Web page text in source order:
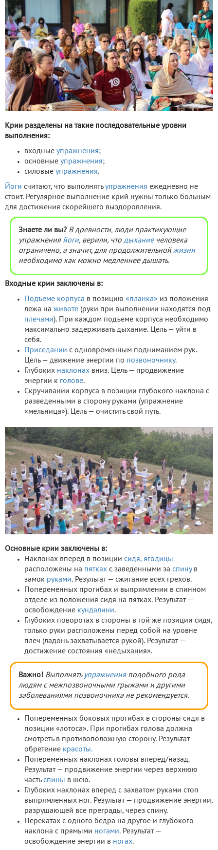
Крии разделены на такие последовательные уровни
выполнения:
входные упражнения;
основные упражнения;
силовые упражнения.
Йоги считают, что выполнять упражнения ежедневно не
стоит. Регулярное выполнение крий нужны только больным
для достижения скорейшего выздоровления.
Знаете ли вы? В древности, люди практикующие
упражнения йоги, верили, что дыханиечеловека
ограничено, а значит, для продолжительнойжизни
необходимо как можно медленнее дышать.
Входные крии заключены в:
Подъеме корпуса в позицию «планка» из положения
лежа на животе (руки при выполнении находятся под
плечами). При каждом подъеме корпуса необходимо
максимально задерживать дыхание. Цель — уйти в
себя.
Приседании с одновременным подниманием рук.
Цель — движение энергии по позвоночнику.
Глубоких наклонах вниз. Цель — продвижение
энергии к голове.
Скручивании корпуса в позиции глубокого наклона с
разведенными в сторону руками (упражнение
«мельница»). Цель — очистить свой путь.
Основные крии заключены в:
Наклонах вперед в позиции сидя, ягодицы
расположены на пятках с заведенными за спину в
замок руками. Результат — сжигание всех грехов.
Попеременных прогибах и выпрямлении в спинном
отделе из положения сидя на пятках. Результат —
освобождение кундалини.
Глубоких поворотах в стороны в той же позиции сидя,
только руки расположены перед собой на уровне
плеч (ладонь захватывается рукой). Результат —
достижение состояния «недыхания».
Важно! Выполнять упражнения подобного рода
людям с межпозвоночными грыжами и другими
заболеваниями позвоночника не рекомендуется.
Попеременных боковых прогибах в стороны сидя в
позиции «лотоса». При прогибах голова должна
смотреть в противоположную сторону. Результат —
обретение красоты.
Попеременных наклонах головы вперед/назад.
Результат — продвижение энергии через верхнюю
часть спины в шею.
Глубоких наклонах вперед с захватом руками стоп
выпрямленных ног. Результат — продвижение энергии,
разрушающей все преграды, через спину.
Перекатах с одного бедра на другое и глубокого
наклона с прямыми ногами. Результат —
освобождение энергии в ногах.